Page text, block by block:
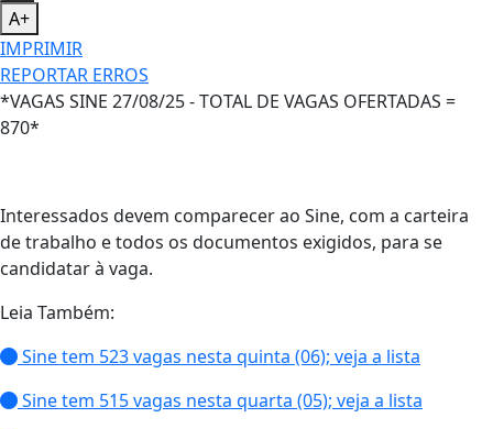
A+
IMPRIMIR
REPORTAR ERROS
*VAGAS SINE 27/08/25 - TOTAL DE VAGAS OFERTADAS =
870*
Interessados devem comparecer ao Sine, com a carteira
de trabalho e todos os documentos exigidos, para se
candidatar à vaga.
Leia Também:
Sine tem 523 vagas nesta quinta (06); veja a lista
Sine tem 515 vagas nesta quarta (05); veja a lista